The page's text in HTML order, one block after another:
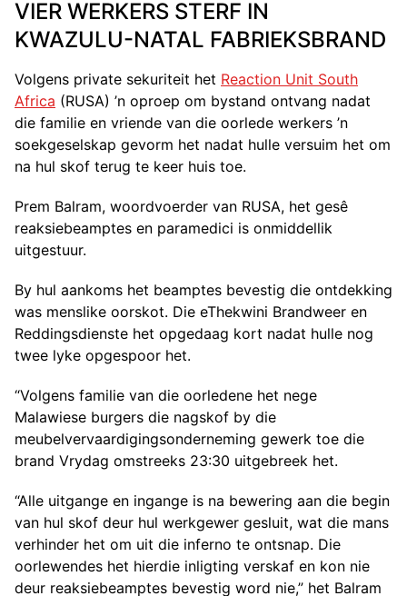
VIER WERKERS STERF IN
KWAZULU-NATAL FABRIEKSBRAND
Volgens private sekuriteit het Reaction Unit South
Africa (RUSA) ’n oproep om bystand ontvang nadat
die familie en vriende van die oorlede werkers ’n
soekgeselskap gevorm het nadat hulle versuim het om
na hul skof terug te keer huis toe.
Prem Balram, woordvoerder van RUSA, het gesê
reaksiebeamptes en paramedici is onmiddellik
uitgestuur.
By hul aankoms het beamptes bevestig die ontdekking
was menslike oorskot. Die eThekwini Brandweer en
Reddingsdienste het opgedaag kort nadat hulle nog
twee lyke opgespoor het.
“Volgens familie van die oorledene het nege
Malawiese burgers die nagskof by die
meubelvervaardigingsonderneming gewerk toe die
brand Vrydag omstreeks 23:30 uitgebreek het.
“Alle uitgange en ingange is na bewering aan die begin
van hul skof deur hul werkgewer gesluit, wat die mans
verhinder het om uit die inferno te ontsnap. Die
oorlewendes het hierdie inligting verskaf en kon nie
deur reaksiebeamptes bevestig word nie,” het Balram